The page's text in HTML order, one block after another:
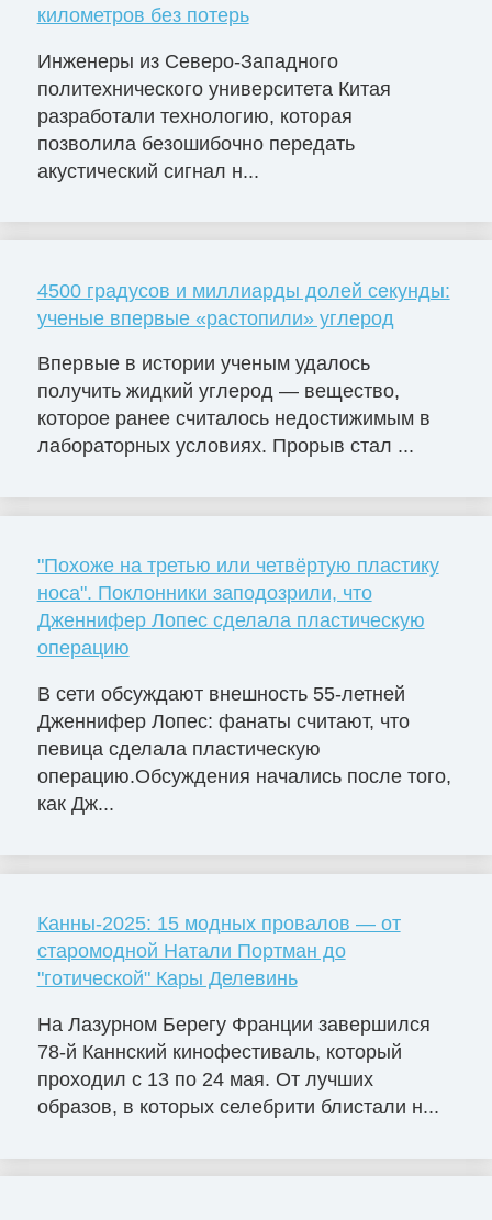
километров без потерь
Инженеры из Северо-Западного
политехнического университета Китая
разработали технологию, которая
позволила безошибочно передать
акустический сигнал н...
4500 градусов и миллиарды долей секунды:
ученые впервые «растопили» углерод
Впервые в истории ученым удалось
получить жидкий углерод — вещество,
которое ранее считалось недостижимым в
лабораторных условиях. Прорыв стал ...
"Похоже на третью или четвёртую пластику
носа". Поклонники заподозрили, что
Дженнифер Лопес сделала пластическую
операцию
В сети обсуждают внешность 55-летней
Дженнифер Лопес: фанаты считают, что
певица сделала пластическую
операцию.Обсуждения начались после того,
как Дж...
Канны-2025: 15 модных провалов — от
старомодной Натали Портман до
"готической" Кары Делевинь
На Лазурном Берегу Франции завершился
78-й Каннский кинофестиваль, который
проходил с 13 по 24 мая. От лучших
образов, в которых селебрити блистали н...